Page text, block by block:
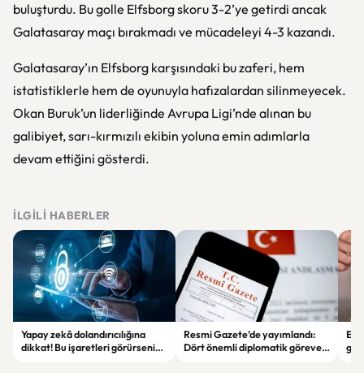
buluşturdu. Bu golle Elfsborg skoru 3-2’ye getirdi ancak
Galatasaray maçı bırakmadı ve mücadeleyi 4-3 kazandı.
Galatasaray’ın Elfsborg karşısındaki bu zaferi, hem
istatistiklerle hem de oyunuyla hafızalardan silinmeyecek.
Okan Buruk’un liderliğinde Avrupa Ligi’nde alınan bu
galibiyet, sarı-kırmızılı ekibin yoluna emin adımlarla
devam ettiğini gösterdi.
İLGILI HABERLER
Yapay zekâ dolandırıcılığına
dikkat! Bu işaretleri görürseniz
Resmi Gazete’de yayımlandı:
Dört önemli diplomatik göreve